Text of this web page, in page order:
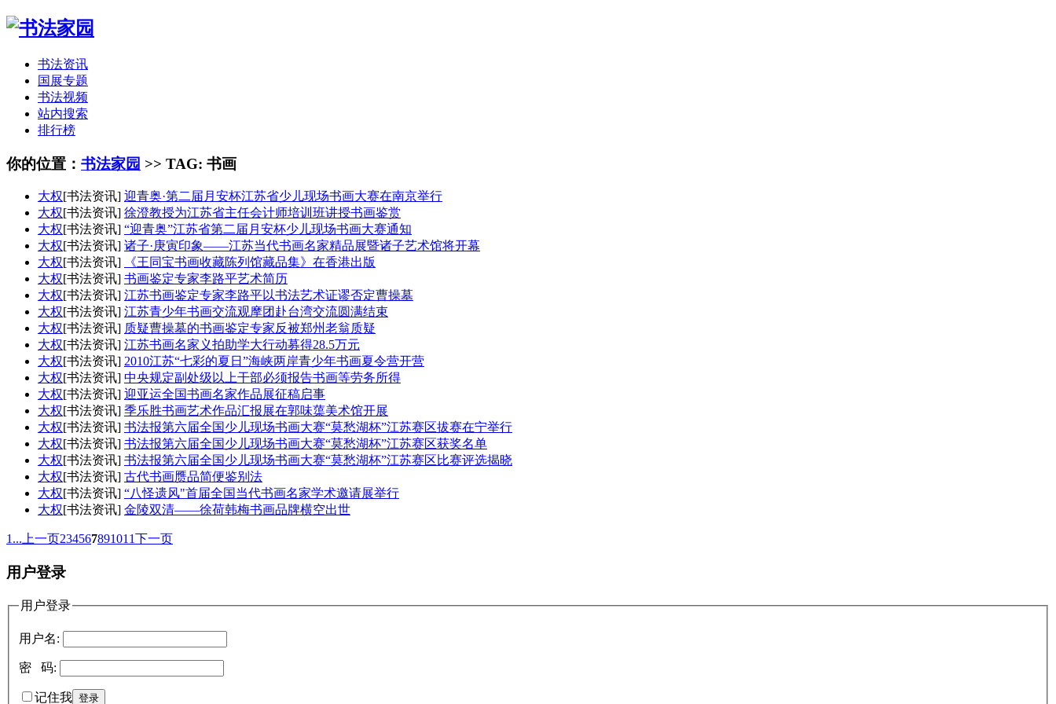
书法资讯
国展专题
书法视频
站内搜索
排行榜
你的位置： 书法家园 >> TAG: 书画
大权[书法资讯] 迎青奥·第二届月安杯江苏省少儿现场书画大赛在南京举行
大权[书法资讯] 徐澄教授为江苏省主任会计师培训班讲授书画鉴赏
大权[书法资讯] “迎青奥”江苏省第二届月安杯少儿现场书画大赛通知
大权[书法资讯] 诸子·庚寅印象——江苏当代书画名家精品展暨诸子艺术馆将开幕
大权[书法资讯]
《王同宝书画收藏陈列馆藏品集》在香港出版
大权[书法资讯] 书画鉴定专家李路平艺术简历
大权[书法资讯] 江苏书画鉴定专家李路平以书法艺术证谬否定曹操墓
大权[书法资讯] 江苏青少年书画交流观摩团赴台湾交流圆满结束
大权[书法资讯] 质疑曹操墓的书画鉴定专家反被郑州老翁质疑
大权[书法资讯] 江苏书画名家义拍助学大行动募得28.5万元
大权[书法资讯] 2010江苏“七彩的夏日”海峡两岸青少年书画夏令营开营
大权[书法资讯] 中央规定副处级以上干部必须报告书画等劳务所得
大权[书法资讯] 迎亚运全国书画名家作品展征稿启事
大权[书法资讯] 季乐胜书画艺术作品汇报展在郭味蕖美术馆开展
大权[书法资讯] 书法报第六届全国少儿现场书画大赛“莫愁湖杯”江苏赛区拔赛在宁举行
大权[书法资讯] 书法报第六届全国少儿现场书画大赛“莫愁湖杯”江苏赛区获奖名单
大权[书法资讯] 书法报第六届全国少儿现场书画大赛“莫愁湖杯”江苏赛区比赛评选揭晓
大权[书法资讯] 古代书画赝品简便鉴别法
大权[书法资讯] “八怪遗风"首届全国当代书画名家学术邀请展举行
大权[书法资讯] 金陵双清——徐荷韩梅书画品牌横空出世
1... 上一页234567891011下一页
用户登录
用户登录
用户名:
密 码:
记住我